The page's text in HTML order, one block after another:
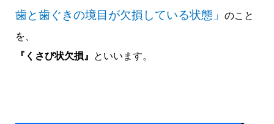
歯と歯ぐきの境目が欠損している状態」 のこと
を、
『くさび状欠損』 といいます。